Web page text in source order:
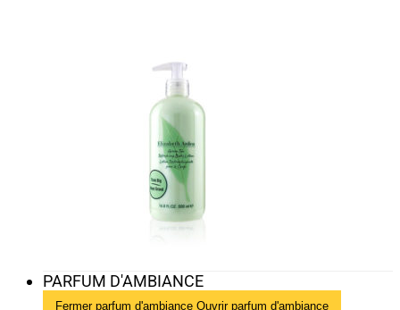
PARFUM D'AMBIANCE
Fermer parfum d'ambiance Ouvrir parfum d'ambiance